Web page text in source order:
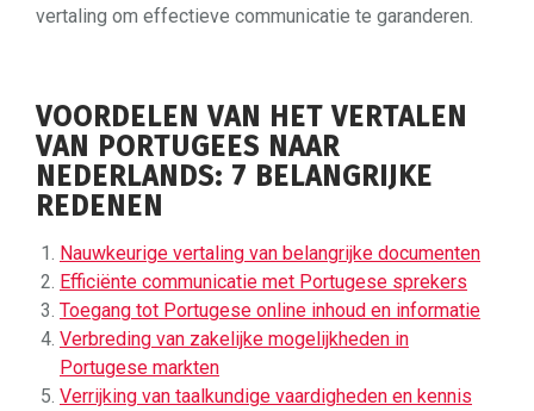
vertaling om effectieve communicatie te garanderen.
VOORDELEN VAN HET VERTALEN
VAN PORTUGEES NAAR
NEDERLANDS: 7 BELANGRIJKE
REDENEN
Nauwkeurige vertaling van belangrijke documenten
Efficiënte communicatie met Portugese sprekers
Toegang tot Portugese online inhoud en informatie
Verbreding van zakelijke mogelijkheden in
Portugese markten
Verrijking van taalkundige vaardigheden en kennis